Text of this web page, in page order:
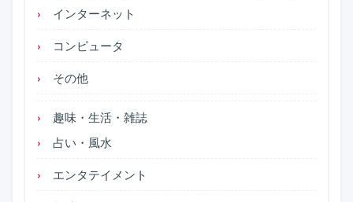
インターネット
コンピュータ
その他
趣味・生活・雑誌
占い・風水
エンタテイメント